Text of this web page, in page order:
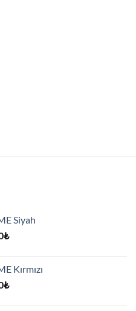
Siyah
₺Şu
7,500.00₺.
Kırmızı
₺Şu